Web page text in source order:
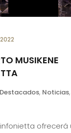
MUSIKENE
Destacados, Noticias,
ofrecerá